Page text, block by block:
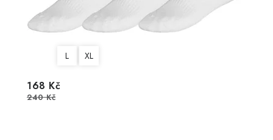
L XL
168 Kč
240 Kč